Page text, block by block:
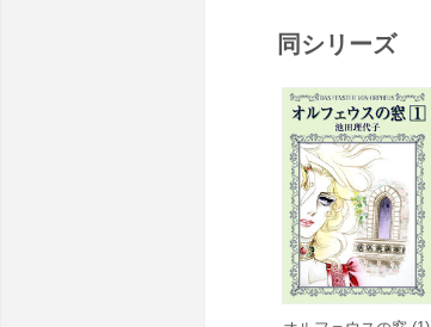
同シリーズ